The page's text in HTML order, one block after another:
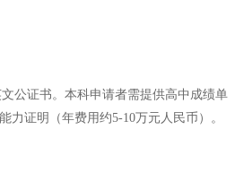
公证书。本科申请者需提供高中成绩单
证明（年费用约5-10万元人民币）。